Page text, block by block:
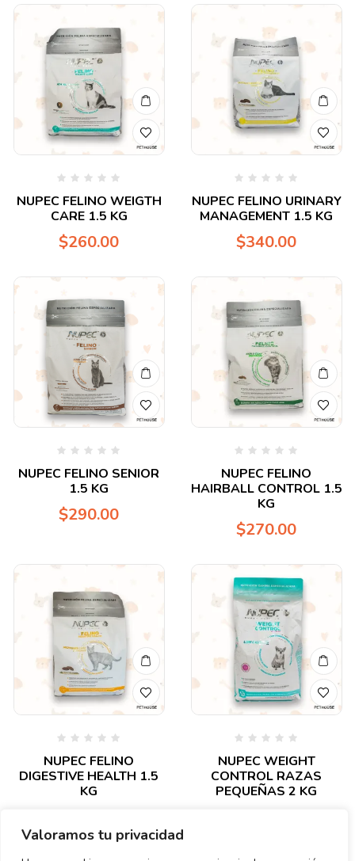
Valoramos tu privacidad
en
0
5
NUPEC FELINO WEIGTH
CARE 1.5 KG
$260.00
en
0
5
NUPEC FELINO URINARY
MANAGEMENT 1.5 KG
$340.00
en
5
NUPEC FELINO SENIOR
1.5 KG
$290.00
en
0
NUPEC FELINO
HAIRBALL CONTROL 1.5
KG
$270.00
en
0
NUPEC FELINO
DIGESTIVE HEALTH 1.5
KG
en
0
de
5
NUPEC WEIGHT
CONTROL RAZAS
PEQUEÑAS 2 KG